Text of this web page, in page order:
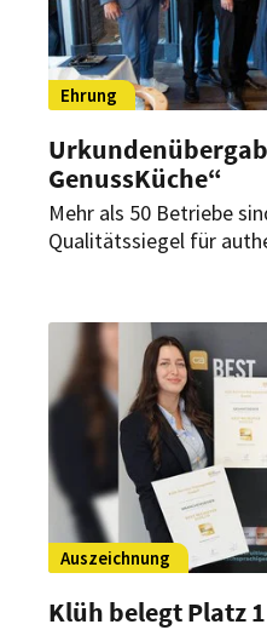
Ehrung
GenussKüche“
Mehr als 50 Betriebe
Qualitätssiegel für
„Lieblingsbiergarten
Auszeichnung
Klüh belegt Platz